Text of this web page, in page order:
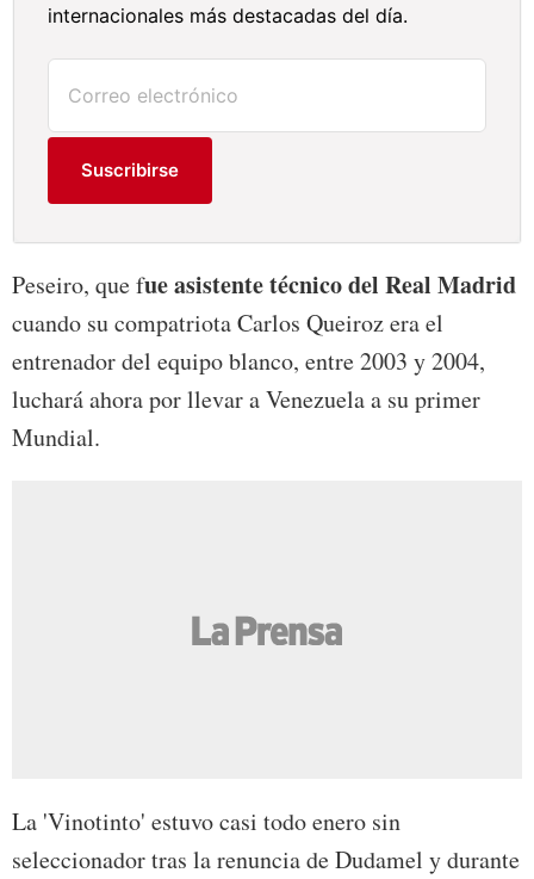
internacionales más destacadas del día.
Suscribirse
Peseiro, que fue asistente técnico del Real Madrid
cuando su compatriota Carlos Queiroz era el
entrenador del equipo blanco, entre 2003 y 2004,
luchará ahora por llevar a Venezuela a su primer
Mundial.
La 'Vinotinto' estuvo casi todo enero sin
seleccionador tras la renuncia de Dudamel y durante